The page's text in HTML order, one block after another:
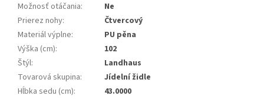
Možnosť otáčania:
Ne
Prierez nohy:
Čtvercový
Materiál výplne:
PU pěna
Výška (cm):
102
Štýl:
Landhaus
Tovarová skupina:
Jídelní židle
Hĺbka sedu (cm):
43.0000